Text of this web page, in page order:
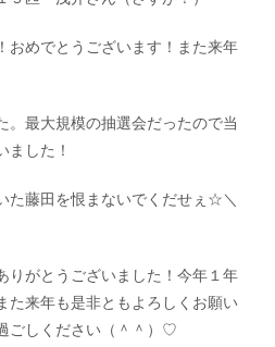
おめでとうございます！また来年
。最大規模の抽選会だったので当
ました！
た藤田を恨まないでくだせぇ☆＼
りがとうございました！今年１年
た来年も是非ともよろしくお願い
お過ごしください（＾＾）♡